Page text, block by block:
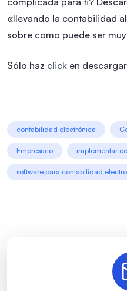
«llevando la contabilidad
sobre como puede ser
Sólo haz click en
contabilidad electrónica
Empresario implementar
software para contabilidad